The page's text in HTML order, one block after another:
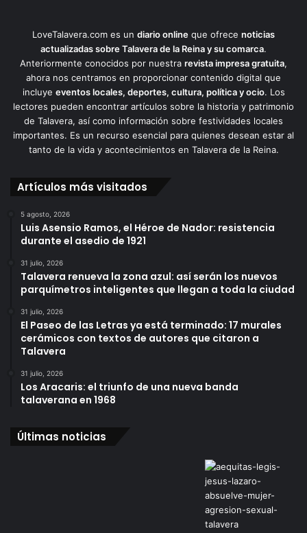
LoveTalavera.com es un diario online que ofrece noticias
actualizadas sobre Talavera de la Reina y su comarca.
Anteriormente conocidos por nuestra revista impresa gratuita,
ahora nos centramos en proporcionar contenido digital que
incluye eventos locales, deportes, cultura, política y ocio. Los
lectores pueden encontrar artículos sobre la historia y patrimonio
de Talavera, así como información sobre festividades locales
importantes. Es un recurso esencial para quienes desean estar al
tanto de la vida y acontecimientos en Talavera de la Reina.
Artículos más visitados
5 agosto, 2026
Luis Asensio Ramos, el Héroe de Nador: resistencia
durante el asedio de 1921
31 julio, 2026
Talavera renueva la zona azul: así serán los nuevos
parquímetros inteligentes que llegan a toda la ciudad
31 julio, 2026
El Paseo de las Letras ya está terminado: 17 murales
cerámicos con textos de autores que citaron a
Talavera
31 julio, 2026
Los Aracaris: el triunfo de una nueva banda
talaverana en 1968
Últimas noticias